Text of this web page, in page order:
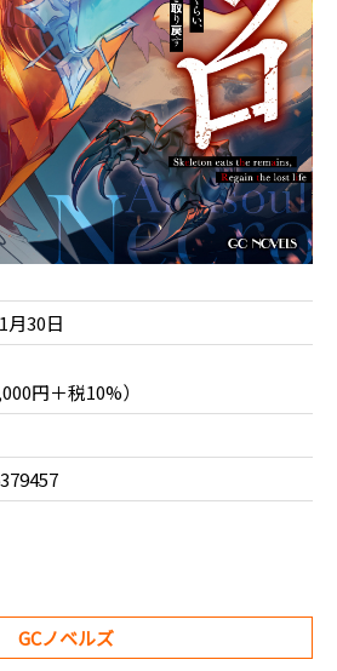
月30日
円＋税10%）
GCノベルズ